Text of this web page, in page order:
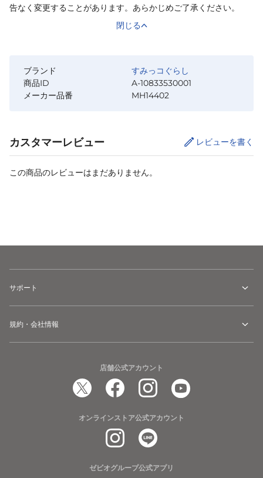
告なく変更することがあります。あらかじめご了承ください。
閉じる
ブランド
すみっコぐらし
商品ID
A-10833530001
メーカー品番
MH14402
カスタマーレビュー レビューを書く
この商品のレビューはまだありません。
サポート
規約・会社情報
店舗公式アカウント
オンラインストア公式アカウント
ゼビオグループ公式アプリ